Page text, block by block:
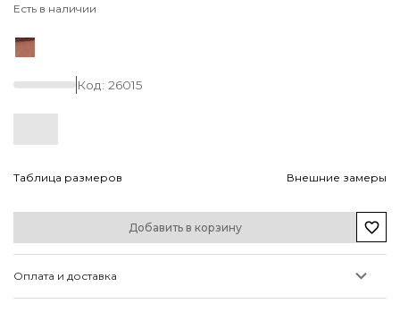
Есть в наличии
Код: 26015
Таблица размеров Внешние замеры
Добавить в корзину
Оплата и доставка